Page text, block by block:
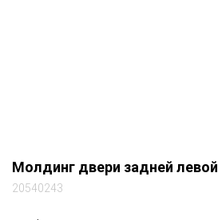
Молдинг двери задней левой
20540243